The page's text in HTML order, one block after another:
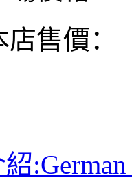
店售價：